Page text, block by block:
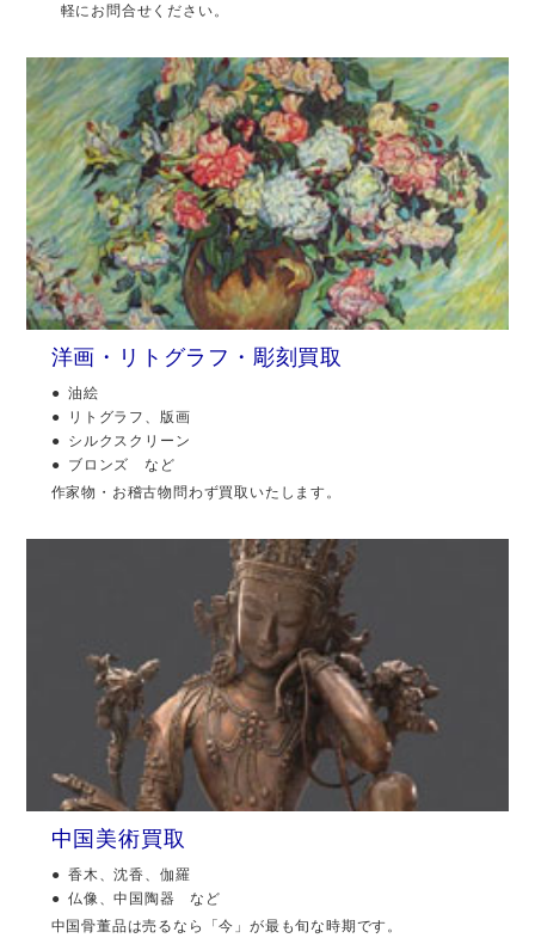
軽にお問合せください。
洋画・リトグラフ・彫刻買取
油絵
リトグラフ、版画
シルクスクリーン
ブロンズ など
作家物・お稽古物問わず買取いたします。
中国美術買取
香木、沈香、伽羅
仏像、中国陶器 など
中国骨董品は売るなら「今」が最も旬な時期です。